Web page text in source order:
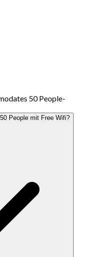
50 People-
People mit Free Wifi?